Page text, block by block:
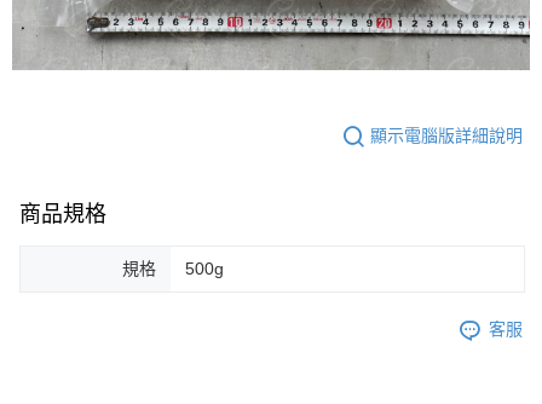
顯示電腦版詳細說明
商品規格
規格 500g
客服